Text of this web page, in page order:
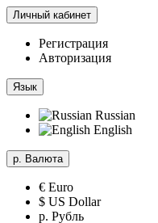
Личный кабинет
Регистрация
Авторизация
Язык
Russian
English
р. Валюта
€ Euro
$ US Dollar
р. Рубль